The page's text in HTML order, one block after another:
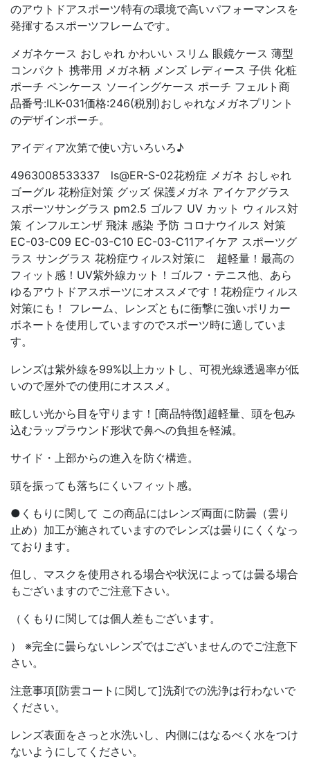
のアウトドアスポーツ特有の環境で高いパフォーマンスを
発揮するスポーツフレームです。
メガネケース おしゃれ かわいい スリム 眼鏡ケース 薄型
コンパクト 携帯用 メガネ柄 メンズ レディース 子供 化粧
ポーチ ペンケース ソーイングケース ポーチ フェルト商
品番号:ILK-031価格:246(税別)おしゃれなメガネプリント
のデザインポーチ。
アイディア次第で使い方いろいろ♪
4963008533337 ls@ER-S-02花粉症 メガネ おしゃれ
ゴーグル 花粉症対策 グッズ 保護メガネ アイケアグラス
スポーツサングラス pm2.5 ゴルフ UV カット ウィルス対
策 インフルエンザ 飛沫 感染 予防 コロナウイルス 対策
EC-03-C09 EC-03-C10 EC-03-C11アイケア スポーツグ
ラス サングラス 花粉症ウィルス対策に 超軽量！最高の
フィット感！UV紫外線カット！ゴルフ・テニス他、あら
ゆるアウトドアスポーツにオススメです！花粉症ウィルス
対策にも！ フレーム、レンズともに衝撃に強いポリカー
ボネートを使用していますのでスポーツ時に適していま
す。
レンズは紫外線を99%以上カットし、可視光線透過率が低
いので屋外での使用にオススメ。
眩しい光から目を守ります！[商品特徴]超軽量、頭を包み
込むラップラウンド形状で鼻への負担を軽減。
サイド・上部からの進入を防ぐ構造。
頭を振っても落ちにくいフィット感。
●くもりに関して この商品にはレンズ両面に防曇（雲り
止め）加工が施されていますのでレンズは曇りにくくなっ
ております。
但し、マスクを使用される場合や状況によっては曇る場合
もございますのでご注意下さい。
（くもりに関しては個人差もございます。
） ※完全に曇らないレンズではございませんのでご注意下
さい。
注意事項[防雲コートに関して]洗剤での洗浄は行わないで
ください。
レンズ表面をさっと水洗いし、内側にはなるべく水をつけ
ないようにしてください。